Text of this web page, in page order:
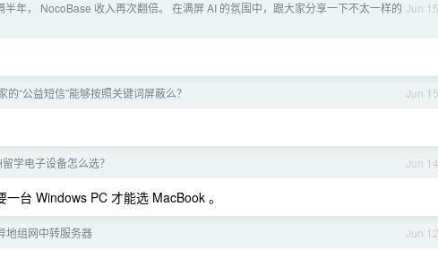
Jun 15
半年， NocoBase 收入再次翻倍。 在满屏 AI 的氛围中，跟大家分享一下不太一样的
Jun 15
的“公益短信”能够按照关键词屏蔽么？
Jun 14
学电子设备怎么选？
台 Windows PC 才能选 MacBook 。
Jun 12
地组网中转服务器